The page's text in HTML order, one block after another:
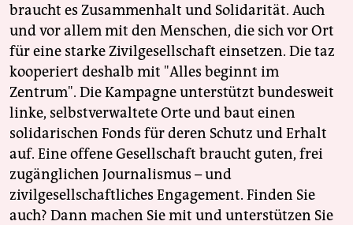
braucht es Zusammenhalt und Solidarität. Auch
und vor allem mit den Menschen, die sich vor Ort
für eine starke Zivilgesellschaft einsetzen. Die taz
kooperiert deshalb mit "Alles beginnt im
Zentrum". Die Kampagne unterstützt bundesweit
linke, selbstverwaltete Orte und baut einen
solidarischen Fonds für deren Schutz und Erhalt
auf. Eine offene Gesellschaft braucht guten, frei
zugänglichen Journalismus – und
zivilgesellschaftliches Engagement. Finden Sie
auch? Dann machen Sie mit und unterstützen Sie